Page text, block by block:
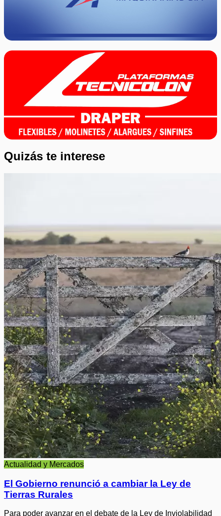
Quizás te interese
Actualidad y Mercados
El Gobierno renunció a cambiar la Ley de
Tierras Rurales
Para poder avanzar en el debate de la Ley de Inviolabilidad